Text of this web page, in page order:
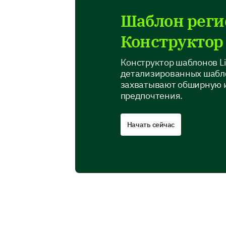
Шаблон
Конструктор
Конструктор шаблонов
детализированных
захватывают обширную
предпочтения.
Начать сейчас